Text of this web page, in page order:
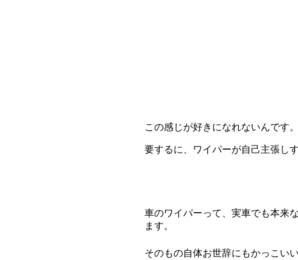
この感じが好きになれないんです。
要するに、ワイパーが自己主張し
車のワイパーって、実車でも本来
ます。
そのもの自体お世辞にもかっこい